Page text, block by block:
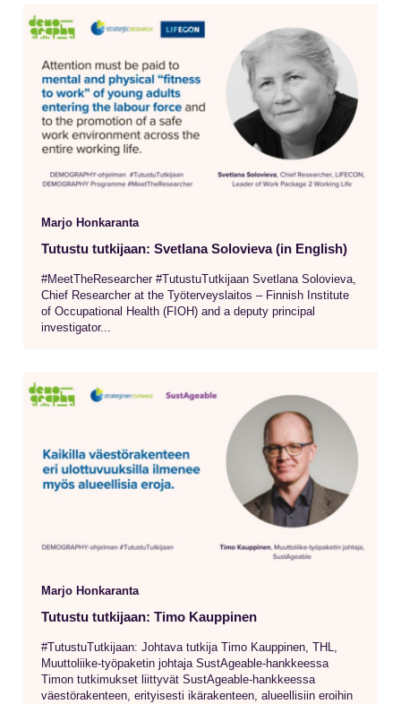
Marjo Honkaranta
Tutustu tutkijaan: Svetlana Solovieva (in English)
#MeetTheResearcher #TutustuTutkijaan Svetlana Solovieva,
Chief Researcher at the Työterveyslaitos – Finnish Institute
of Occupational Health (FIOH) and a deputy principal
investigator...
Marjo Honkaranta
Tutustu tutkijaan: Timo Kauppinen
#TutustuTutkijaan: Johtava tutkija Timo Kauppinen, THL,
Muuttoliike-työpaketin johtaja SustAgeable-hankkeessa
Timon tutkimukset liittyvät SustAgeable-hankkeessa
väestörakenteen, erityisesti ikärakenteen, alueellisiin eroihin